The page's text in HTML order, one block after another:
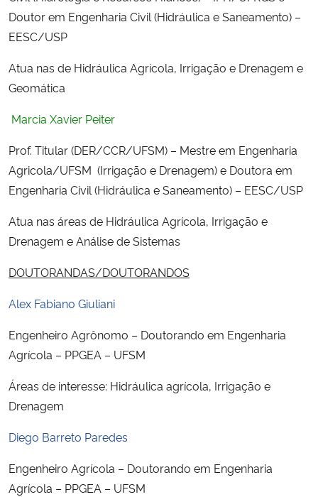
Ministério da Cidadania
Ministério de Minas e Energia
Ministério da Ciência, Tecnologia, Inovações e Comunicações
Ministério do Turismo
Ministério do Desenvolvimento Regional
Controladoria-Geral da União
Secretaria-Geral
Secretaria de Governo
Advocacia-Geral da União
Doutor em Engenharia Civil (Hidráulica e Saneamento) –
EESC/USP
Atua nas de Hidráulica Agrícola, Irrigação e Drenagem e
Geomática
Marcia Xavier Peiter
Prof. Titular (DER/CCR/UFSM) – Mestre em Engenharia
Agricola/UFSM (Irrigação e Drenagem) e Doutora em
Engenharia Civil (Hidráulica e Saneamento) – EESC/USP
Atua nas áreas de Hidráulica Agrícola, Irrigação e
Drenagem e Análise de Sistemas
DOUTORANDAS/DOUTORANDOS
Alex Fabiano Giuliani
Engenheiro Agrônomo – Doutorando em Engenharia
Agrícola – PPGEA – UFSM
Áreas de interesse: Hidráulica agrícola, Irrigação e
Drenagem
Diego Barreto Paredes
Engenheiro Agrícola – Doutorando em Engenharia
Agrícola – PPGEA – UFSM